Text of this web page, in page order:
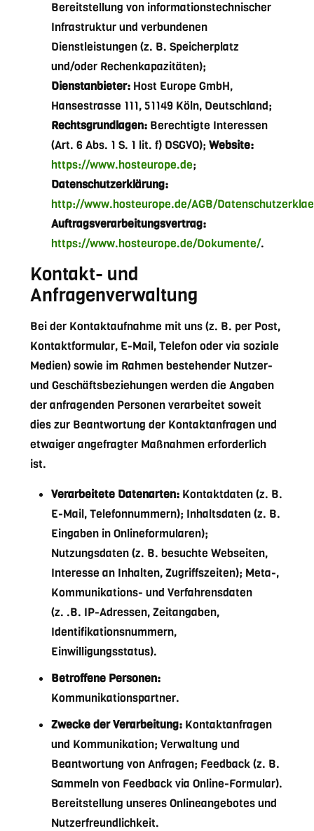
Bereitstellung von informationstechnischer
Infrastruktur und verbundenen
Dienstleistungen (z. B. Speicherplatz
und/oder Rechenkapazitäten);
Dienstanbieter: Host Europe GmbH,
Hansestrasse 111, 51149 Köln, Deutschland;
Rechtsgrundlagen: Berechtigte Interessen
(Art. 6 Abs. 1 S. 1 lit. f) DSGVO); Website:
https://www.hosteurope.de;
Datenschutzerklärung:
http://www.hosteurope.de/AGB/
Auftragsverarbeitungsvertrag:
https://www.hosteurope.de/Dokumente/.
Kontakt- und
Anfragenverwaltung
Bei der Kontaktaufnahme mit uns (z. B. per Post,
Kontaktformular, E-Mail, Telefon oder via soziale
Medien) sowie im Rahmen bestehender Nutzer-
und Geschäftsbeziehungen werden die Angaben
der anfragenden Personen verarbeitet soweit
dies zur Beantwortung der Kontaktanfragen und
etwaiger angefragter Maßnahmen erforderlich
ist.
Verarbeitete Datenarten: Kontaktdaten (z. B.
E-Mail, Telefonnummern); Inhaltsdaten (z. B.
Eingaben in Onlineformularen);
Nutzungsdaten (z. B. besuchte Webseiten,
Interesse an Inhalten, Zugriffszeiten); Meta-,
Kommunikations- und Verfahrensdaten
(z. .B. IP-Adressen, Zeitangaben,
Identifikationsnummern,
Einwilligungsstatus).
Betroffene Personen:
Kommunikationspartner.
Zwecke der Verarbeitung: Kontaktanfragen
und Kommunikation; Verwaltung und
Beantwortung von Anfragen; Feedback (z. B.
Sammeln von Feedback via Online-Formular).
Bereitstellung unseres Onlineangebotes und
Nutzerfreundlichkeit.